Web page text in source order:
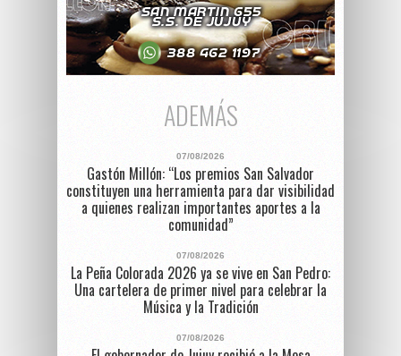
ADEMÁS
07/08/2026
Gastón Millón: “Los premios San Salvador
constituyen una herramienta para dar visibilidad
a quienes realizan importantes aportes a la
comunidad”
07/08/2026
La Peña Colorada 2026 ya se vive en San Pedro:
Una cartelera de primer nivel para celebrar la
Música y la Tradición
07/08/2026